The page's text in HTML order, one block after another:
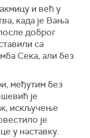
и већ у
када је Вања
доброг
са
Сека, али без
међутим без
је
искључење
је
у наставку.